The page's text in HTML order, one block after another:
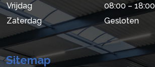
Vrijdag
08:00 – 18:00
Zaterdag
Gesloten
Sitemap